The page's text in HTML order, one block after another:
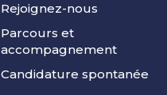
Rejoignez-nous
Parcours et
accompagnement
Candidature spontanée